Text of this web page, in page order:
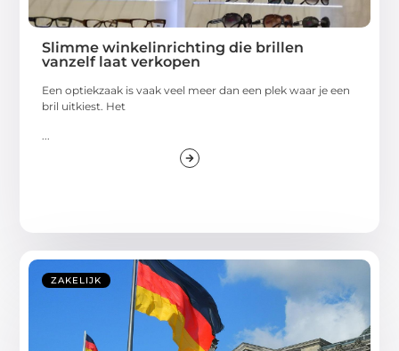
Slimme winkelinrichting die brillen
vanzelf laat verkopen
Een optiekzaak is vaak veel meer dan een plek waar je een
bril uitkiest. Het
ZAKELIJK